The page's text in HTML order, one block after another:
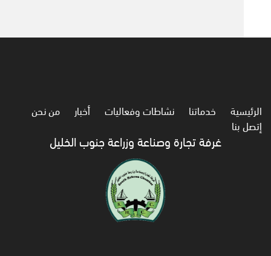
الرئيسية خدماتنا نشاطات وفعاليات أخبار
من نحن
إتصل بنا
غرفة تجارة وصناعة وزراعة جنوب الخليل